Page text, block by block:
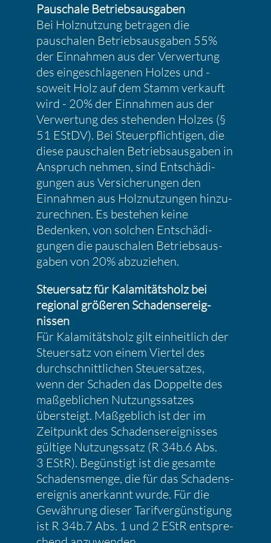
Pauschale Betriebs­aus­gaben
Bei Holznut­zung betragen die
pauschalen Betriebs­aus­gaben 55%
der Einnahmen aus der Verwer­tung
des einge­schla­genen Holzes und -
soweit Holz auf dem Stamm verkauft
wird - 20% der Einnahmen aus der
Verwer­tung des stehenden Holzes (§
51 EStDV). Bei Steuer­pflich­tigen, die
diese pauschalen Betriebs­aus­gaben in
Anspruch nehmen, sind Entschä­di­
gungen aus Versi­che­rungen den
Einnahmen aus Holznut­zungen hinzu­
zu­rechnen. Es bestehen keine
Bedenken, von solchen Entschä­di­
gungen die pauschalen Betriebs­aus­
gaben von 20% abzuziehen.
Steuer­satz für Kalami­täts­holz bei
regional größeren Schadens­er­eig­
nissen
Für Kalami­täts­holz gilt einheit­lich der
Steuer­satz von einem Viertel des
durch­schnitt­li­chen Steuer­satzes,
wenn der Schaden das Doppelte des
maßgeb­li­chen Nutzungs­satzes
übersteigt. Maßgeb­lich ist der im
Zeitpunkt des Schadens­er­eig­nisses
gültige Nutzungs­satz (R 34b.6 Abs.
3 EStR). Begüns­tigt ist die gesamte
Schadens­menge, die für das Schadens­
er­eignis anerkannt wurde. Für die
Gewäh­rung dieser Tarif­ver­güns­ti­gung
ist R 34b.7 Abs. 1 und 2 EStR entspre­